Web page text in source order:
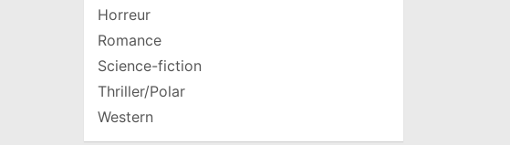
Horreur
Romance
Science-fiction
Thriller/Polar
Western